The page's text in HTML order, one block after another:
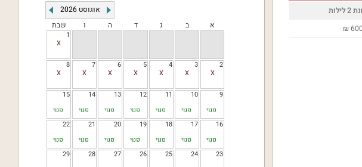
אוגוסט 2026
א
ב ג ד ה ו שבת
1
2
3
4
5
6
7
8
9
פנוי
10
פנוי
11
פנוי
12
פנוי
13
פנוי
14
פנוי
15
פנוי
16
פנוי
17
פנוי
18
פנוי
19
פנוי
20
פנוי
21
פנוי
22
פנוי
23
24
25
26
27
28
29
₪